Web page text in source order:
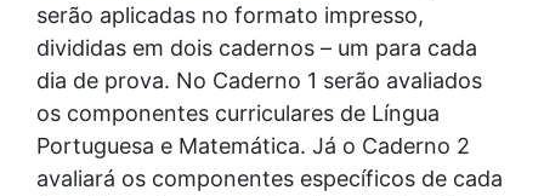
serão aplicadas no formato impresso,
divididas em dois cadernos – um para cada
dia de prova. No Caderno 1 serão avaliados
os componentes curriculares de Língua
Portuguesa e Matemática. Já o Caderno 2
avaliará os componentes específicos de cada